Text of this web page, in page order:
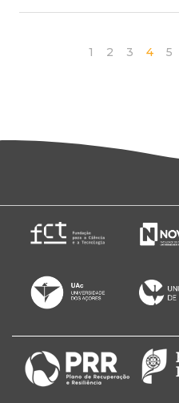
1 2 3 4 5